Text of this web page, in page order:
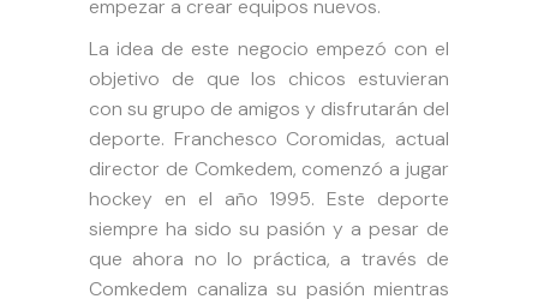
empezar a crear equipos nuevos.
La idea de este negocio empezó con el
objetivo de que los chicos estuvieran
con su grupo de amigos y disfrutarán del
deporte. Franchesco Coromidas, actual
director de Comkedem, comenzó a jugar
hockey en el año 1995. Este deporte
siempre ha sido su pasión y a pesar de
que ahora no lo práctica, a través de
Comkedem canaliza su pasión mientras